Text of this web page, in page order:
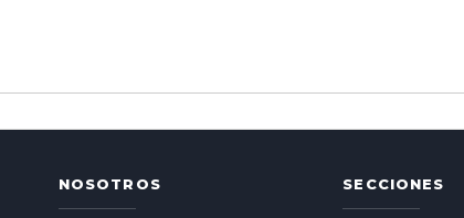
NOSOTROS SECCIONES